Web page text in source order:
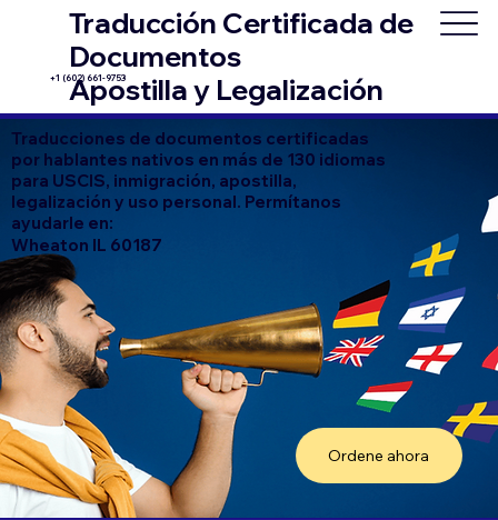
Traducción Certificada de
Documentos
Apostilla y Legalización
+1 (602) 661-9753
Traducciones de documentos certificadas
por hablantes nativos en más de 130 idiomas
para USCIS, inmigración, apostilla,
legalización y uso personal. Permítanos
ayudarle en:
Wheaton IL 60187
Ordene ahora